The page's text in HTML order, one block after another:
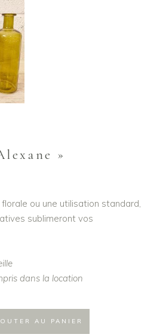
»
ou une utilisation standard,
sublimeront vos
dans la location
AU PANIER